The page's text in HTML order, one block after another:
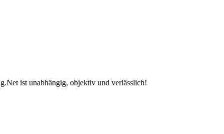
ist unabhängig, objektiv und verlässlich!